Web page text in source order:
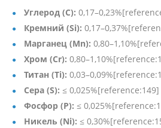
Углерод (C):
Кремний (Si):
Марганец (Mn):
Хром (Cr):
Титан (Ti):
Сера (S): ≤ 0,025%[reference:149]
Фосфор (P): ≤
Никель (Ni): ≤